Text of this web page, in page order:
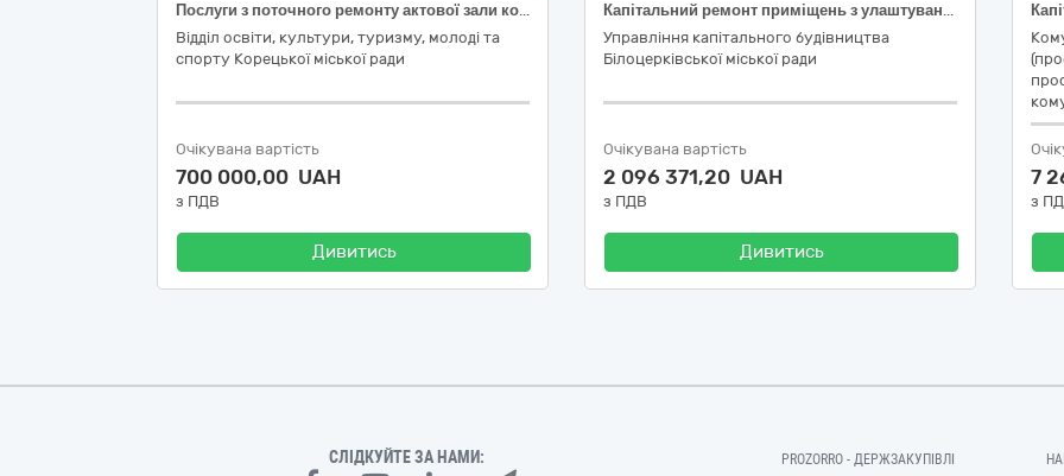
Послуги з поточного ремонту актової зали комунального закладу «Корецька школа мистецтв» Корецької міської ради за адресою м.Корець, вул.Київська, 77
Відділ освіти, культури, туризму, молоді та
спорту Корецької міської ради
Очікувана вартість
700 000,00 UAH
з ПДВ
Дивитись
Капітальний ремонт приміщень з улаштуванням систем протипожежного захисту (пожежної сигналізації, оповіщення про пожежу, керування евакуюванням людей) та системи централізованого спостерігання Білоцерківського закладу дошкільної освіти № 3 "Веселка" за адресою: провулок Івана Гонти, 11-А, у м. Біла Церква Київської області
Управління капітального будівництва
Білоцерківської міської ради
Очікувана вартість
2 096 371,20 UAH
з ПДВ
Дивитись
7
з
СЛІДКУЙТЕ ЗА НАМИ:
PROZORRO - ДЕРЖЗАКУПІВЛІ